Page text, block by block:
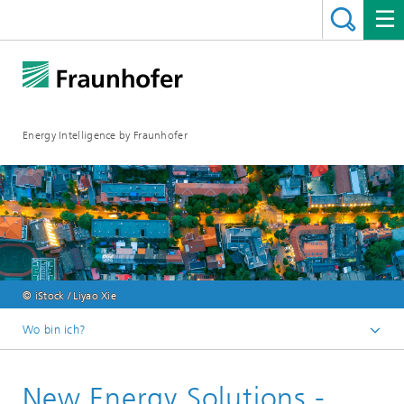
Energy Intelligence by Fraunhofer
© iStock / Liyao Xie
Wo bin ich?
Veranstaltungen